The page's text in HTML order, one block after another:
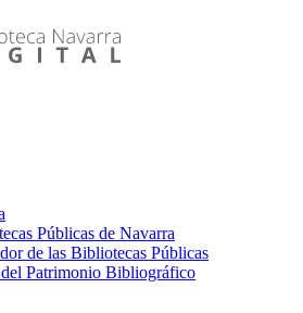
Públicas de Navarra
de las Bibliotecas Públicas
Patrimonio Bibliográfico